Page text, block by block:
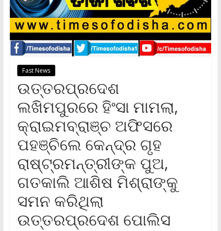
Fast News
ଉତ୍ତରପ୍ରଦେଶ
ଲଖିମପୁରରେ ହିଂସା ମାମଲା,
କ୍ରାଇମବ୍ରାଞ୍ଚ ଅଫିସରେ
ପହଞ୍ଚିଲେ କେନ୍ଦ୍ର ଗୃହ
ରାଷ୍ଟ୍ରମନ୍ତ୍ରୀଙ୍କ ପୁଅ,
ଗତକାଲି ଆଶିଷ ମିଶ୍ରାଙ୍କୁ
ସମନ କରିଥିଲା
ଉତ୍ତରପ୍ରଦେଶ ପୋଲିସ